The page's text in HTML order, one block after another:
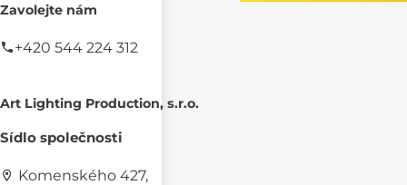
Zavolejte nám
+420 544 224 312
Art Lighting Production, s.r.o.
Sídlo společnosti
Komenského 427,